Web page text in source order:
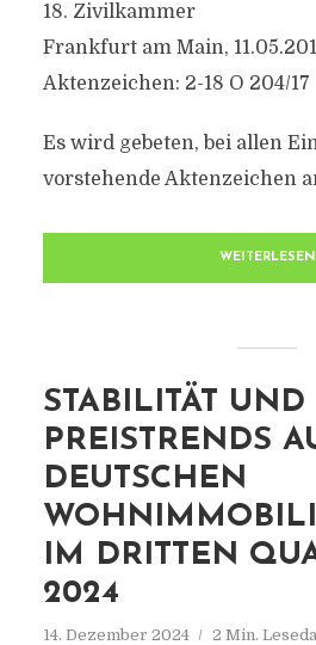
18. Zivilkammer
Frankfurt am Main,
Aktenzeichen: 2-18 O 204/17
Es wird gebeten, bei allen
vorstehende Aktenzeichen
WEITERLESEN
STABILITÄT UND
PREISTRENDS
DEUTSCHEN
IM DRITTEN
2024
14. Dezember 2024 2 Min.